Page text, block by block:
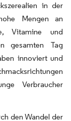
in der
Mengen an
Vitamine und
gesamten Tag
innoviert und
Verbraucher
den Wandel der